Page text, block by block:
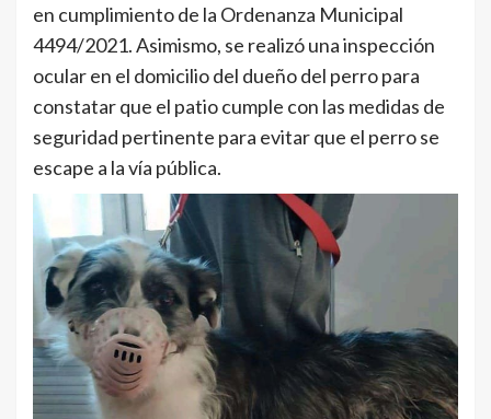
en cumplimiento de la Ordenanza Municipal
4494/2021. Asimismo, se realizó una inspección
ocular en el domicilio del dueño del perro para
constatar que el patio cumple con las medidas de
seguridad pertinente para evitar que el perro se
escape a la vía pública.